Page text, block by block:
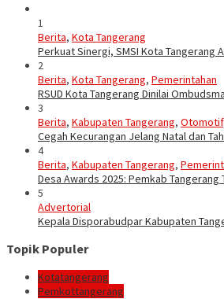
1
Berita, Kota Tangerang
Perkuat Sinergi, SMSI Kota Tangerang
2
Berita, Kota Tangerang, Pemerintahan
RSUD Kota Tangerang Dinilai
3
Berita, Kabupaten Tangerang, Otomotif
Cegah Kecurangan Jelang Natal dan
4
Berita, Kabupaten Tangerang,
Desa Awards 2025: Pemkab
5
Advertorial
Kepala Disporabudpar Kabupaten
Topik Populer
Kotatangerang
Pemkottangerang